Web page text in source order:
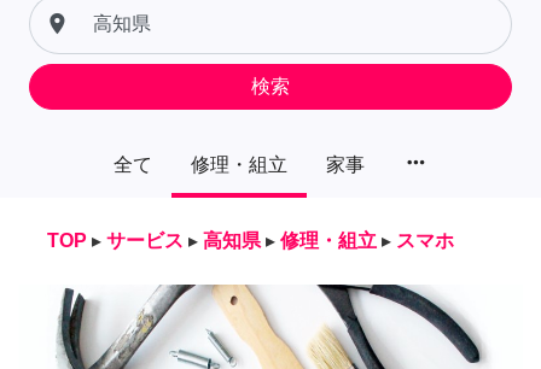
全て 修理・組立 家事 more_horiz
place
検索
TOP ▸ サービス ▸ 高知県 ▸ 修理・組立 ▸ スマホ